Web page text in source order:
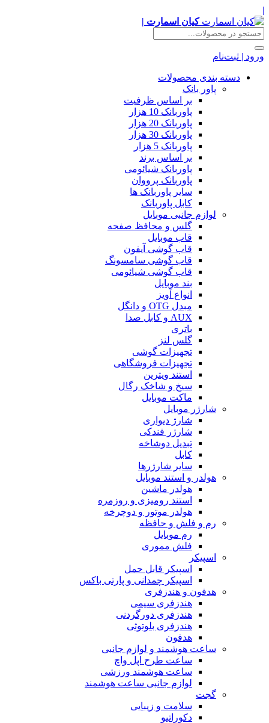
|
کیان اسمارت |
ورود | ثبت‌نام
دسته بندی محصولات
پاور بانک
بر اساس ظرفیت
پاوربانک 10 هزار
پاوربانک 20 هزار
پاوربانک 30 هزار
پاوربانک 5 هزار
بر اساس برند
پاوربانک شیائومی
پاوربانک پرووان
سایر پاوربانک ها
کابل پاوربانک
لوازم جانبی موبایل
گلس و محافظ صفحه
قاب موبایل
قاب گوشی آیفون
قاب گوشی سامسونگ
قاب گوشی شیائومی
بند موبایل
انواع آویز
مبدل OTG و دانگل
AUX و کابل صدا
باتری
گلس لنز
تجهیزات گوشی
تجهیزات فروشگاهی
استند ویترین
سیخ و شاخک رگال
ماکت موبایل
شارژر موبایل
شارژ دیواری
شارژر فندکی
تبدیل دوشاخه
کابل
سایر شارژرها
هولدر و استند موبایل
هولدر ماشین
استند رومیزی و روزمره
هولدر موتور و دوچرخه
رم و فلش و حافظه
رم موبایل
فلش مموری
اسپیکر
اسپیکر قابل حمل
اسپیکر چمدانی و پارتی باکس
هدفون و هندزفری
هندزفری سیمی
هندزفری دورگردنی
هندزفری بلوتوثی
هدفون
ساعت هوشمند و لوازم جانبی
ساعت طرح اپل واچ
ساعت هوشمند ورزشی
لوازم جانبی ساعت هوشمند
گجت
سلامت و زیبایی
دکوراتیو